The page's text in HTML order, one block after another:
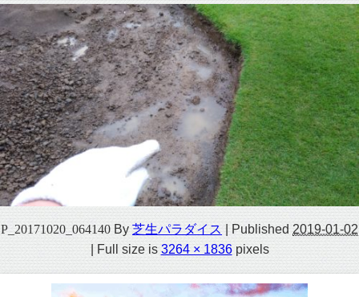
P_20171020_064140 By 芝生パラダイス Published 2019-01-02
| Full size is3264 × 1836pixels